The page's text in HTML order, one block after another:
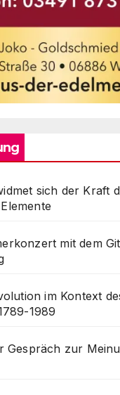
sich der Kraft
mit dem
im Kontext
1989
Gespräch zur